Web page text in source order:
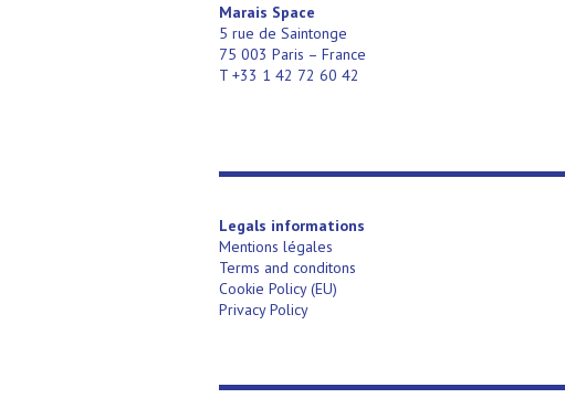
Marais Space
5 rue de Saintonge
75 003 Paris – France
T +33 1 42 72 60 42
Legals informations
Mentions légales
Terms and conditons
Cookie Policy (EU)
Privacy Policy